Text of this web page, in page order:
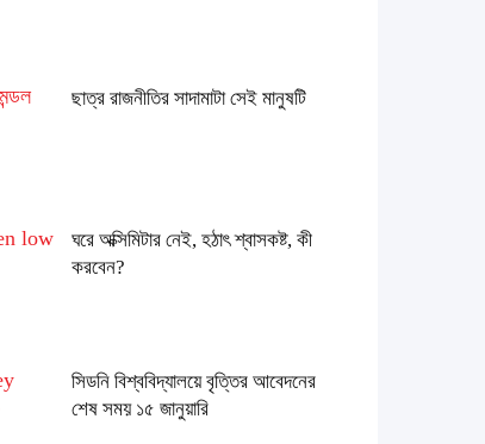
ছাত্র রাজনীতির সাদামাটা সেই মানুষটি
ঘরে অক্সিমিটার নেই, হঠাৎ শ্বাসকষ্ট, কী
করবেন?
সিডনি বিশ্ববিদ্যালয়ে বৃত্তির আবেদনের
শেষ সময় ১৫ জানুয়ারি